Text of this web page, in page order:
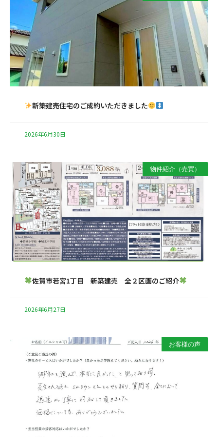
新築建売住宅のご成約いただきました
2026年6月30日
物件紹介（売買）
佐賀市若宮1丁目 新築建売 全２区画のご紹介
2026年6月27日
お客様の声